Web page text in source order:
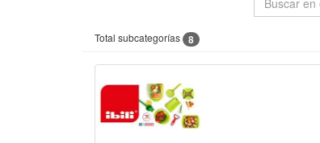
Total subcategorías 8